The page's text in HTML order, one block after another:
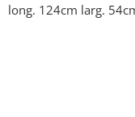
long. 124cm larg.